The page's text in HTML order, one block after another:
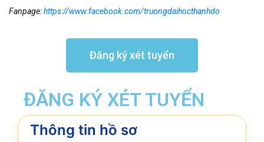
Fanpage:https://www.facebook.com/truongdaihocthanhdo
Đăng ký xét tuyển
ĐĂNG KÝ XÉT TUYỂN
Thông tin hồ sơ